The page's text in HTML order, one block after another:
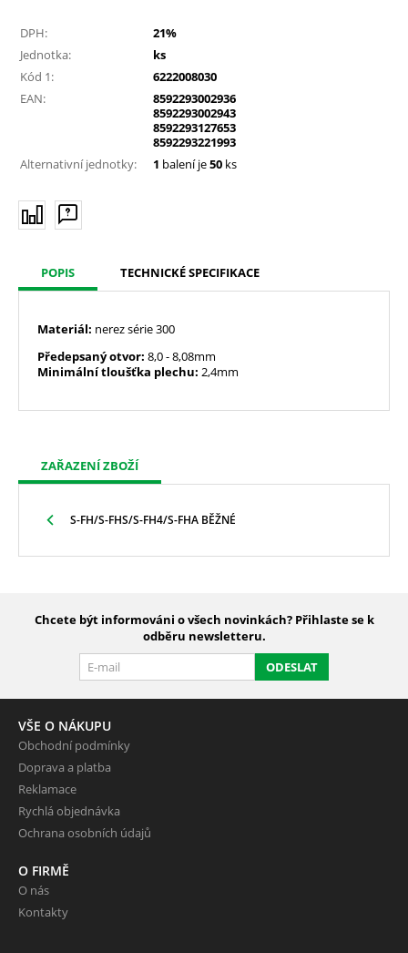
DPH:
21%
Jednotka:
ks
Kód 1:
6222008030
EAN:
8592293002936
8592293002943
8592293127653
8592293221993
Alternativní jednotky:
1 balení je50 ks
POPIS TECHNICKÉ SPECIFIKACE
Materiál: nerez série 300
Předepsaný otvor: 8,0- 8,08mm
Minimální tloušťka plechu: 2,4mm
ZAŘAZENÍ ZBOŽÍ
S-FH/S-FHS/S-FH4/S-FHA BĚŽNÉ
Chcete být informováni o všech novinkách? Přihlaste se k
odběru newsletteru.
ODESLAT
VŠE O NÁKUPU
Obchodní podmínky
Doprava a platba
Reklamace
Rychlá objednávka
Ochrana osobních údajů
O FIRMĚ
O nás
Kontakty